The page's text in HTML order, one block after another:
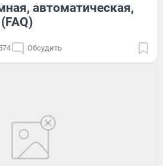
автоматическая,
Обсудить